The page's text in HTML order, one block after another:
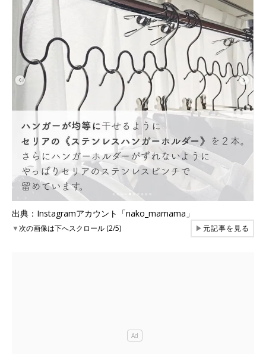
出典：Instagramアカウント「nako_mamama」
▼次の画像は下へスクロール (2/5) ▶元記事を見る